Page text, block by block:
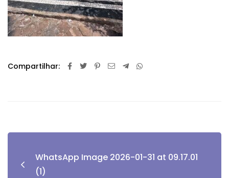
Compartilhar:
WhatsApp Image 2026-01-31 at 09.17.01
(1)